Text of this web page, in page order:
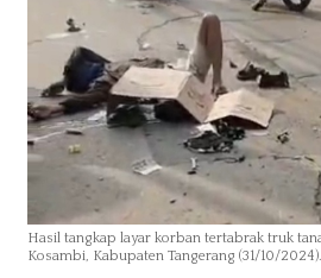
Hasil tangkap layar korban tertabrak truk
Kosambi, Kabupaten Tangerang (31/10/2024).